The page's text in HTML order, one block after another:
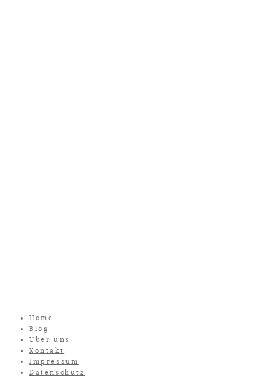
Home
Blog
Über uns
Kontakt
Impressum
Datenschutz